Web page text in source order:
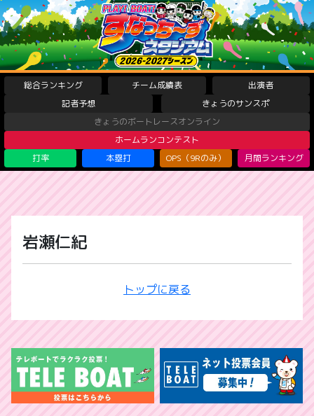
総合ランキング チーム成績表
出演者
記者予想
きょうのサンスポ
きょうのボートレースオンライン
ホームランコンテスト
打率
本塁打 OPS（9Rのみ） 月間ランキング
岩瀬仁紀
トップに戻る